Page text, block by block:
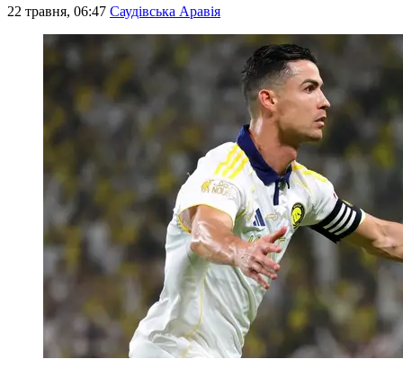
22 травня, 06:47 Саудівська Аравія